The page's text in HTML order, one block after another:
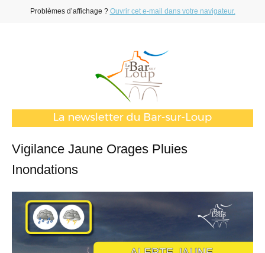
Problèmes d’affichage ? Ouvrir cet e-mail dans votre navigateur.
Vigilance Jaune Orages Pluies
Inondations